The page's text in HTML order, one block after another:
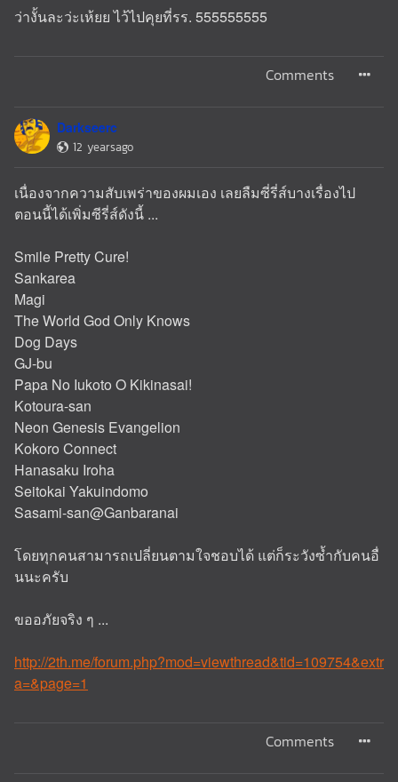
ว่างั้นละว่ะเห้ยย ไว้ไปคุยที่รร. 555555555
Comments
Darkseerc
12 yearsago
เนื่องจากความสับเพร่าของผมเอง เลยลืมซี่รี่ส์บางเรื่องไป
ตอนนี้ได้เพิ่มซีรี่ส์ดังนี้ ...
Smile Pretty Cure!
Sankarea
Magi
The World God Only Knows
Dog Days
GJ-bu
Papa No Iukoto O Kikinasai!
Kotoura-san
Neon Genesis Evangelion
Kokoro Connect
Hanasaku Iroha
Seitokai Yakuindomo
Sasami-san@Ganbaranai
โดยทุกคนสามารถเปลี่ยนตามใจชอบได้ แต่ก็ระวังซํ้ากับคนอื่
นนะครับ
ขออภัยจริง ๆ ...
http://2th.me/forum.php?mod=viewthread&tid=109754&extr
a=&page=1
Comments